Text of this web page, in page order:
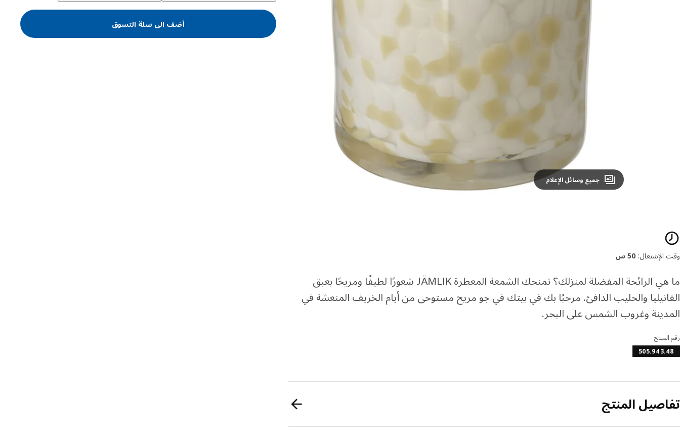
Image zoomed out, normal view
جميع وسائل الإعلام
أضف الى سلة التسوق
خصائص المنتج
وقت الإشتعال: 50 س
ما هي الرائحة المفضلة لمنزلك؟ تمنحك الشمعة المعطرة JÄMLIK شعورًا لطيفًا ومريحًا بعبق
الفانيليا والحليب الدافئ. مرحبًا بك في بيتك في جو مريح مستوحى من أيام الخريف المنعشة في
المدينة وغروب الشمس على البحر.
رقم المنتج
505.943.48
تفاصيل المنتج